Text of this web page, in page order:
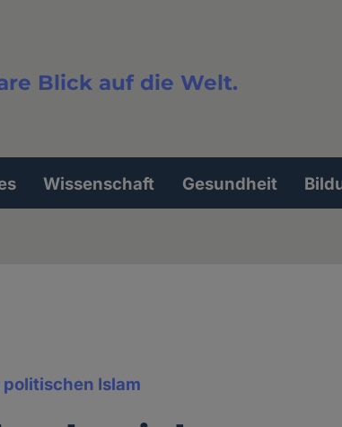
Blick auf die Welt.
Wissenschaft Gesundheit
Islam